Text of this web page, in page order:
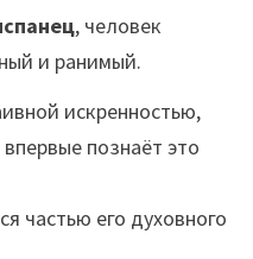
, человек
и ранимый.
искренностью,
познаёт это
частью его духовного